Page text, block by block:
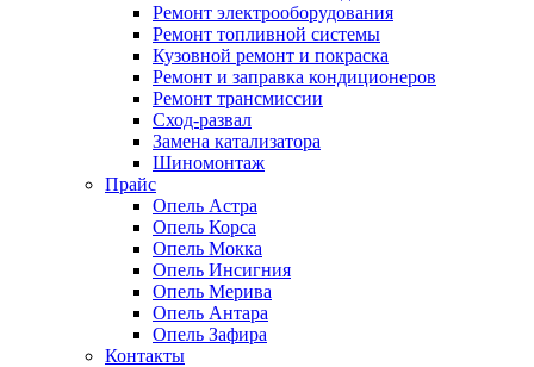
Ремонт электрооборудования
Ремонт топливной системы
Кузовной ремонт и покраска
Ремонт и заправка кондиционеров
Ремонт трансмиссии
Сход-развал
Замена катализатора
Шиномонтаж
Прайс
Опель Астра
Опель Корса
Опель Мокка
Опель Инсигния
Опель Мерива
Опель Антара
Опель Зафира
Контакты